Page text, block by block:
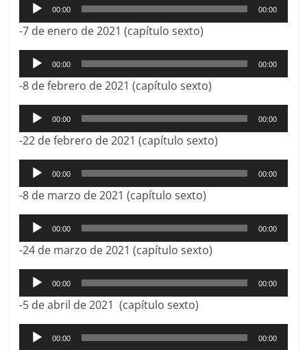
Reproductor
de
audio
00:00 00:00
-7 de enero de 2021 (capítulo sexto)
Reproductor
de
audio
00:00 00:00
-8 de febrero de 2021 (capítulo sexto)
Reproductor
de
audio
00:00 00:00
-22 de febrero de 2021 (capítulo sexto)
Reproductor
de
audio
00:00 00:00
-8 de marzo de 2021 (capítulo sexto)
Reproductor
de
audio
00:00 00:00
-24 de marzo de 2021 (capítulo sexto)
Reproductor
de
audio
00:00 00:00
-5 de abril de 2021 (capítulo sexto)
Reproductor
00:00 00:00